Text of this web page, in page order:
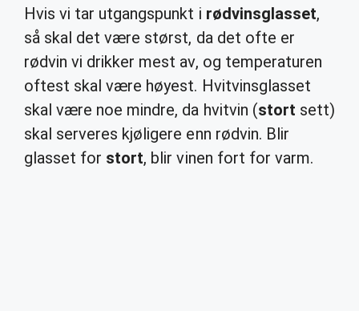
Hvis vi tar utgangspunkt i rødvinsglasset,
så skal det være størst, da det ofte er
rødvin vi drikker mest av, og temperaturen
oftest skal være høyest. Hvitvinsglasset
skal være noe mindre, da hvitvin (stort sett)
skal serveres kjøligere enn rødvin. Blir
glasset for stort, blir vinen fort for varm.